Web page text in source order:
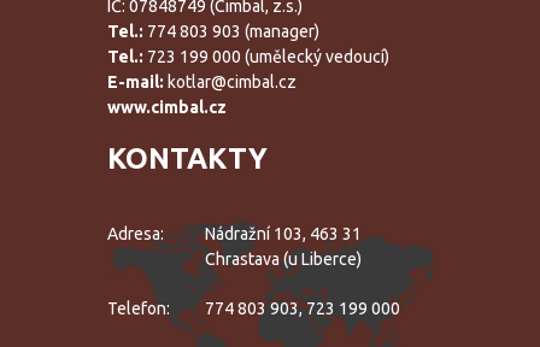
IČ: 07848749 (Cimbal, z.s.)
Tel.: 774 803 903 (manager)
Tel.: 723 199 000 (umělecký vedoucí)
E-mail: kotlar@cimbal.cz
www.cimbal.cz
KONTAKTY
Adresa:
Nádražní 103, 463 31
Chrastava (u Liberce)
Telefon: 774 803 903, 723 199 000